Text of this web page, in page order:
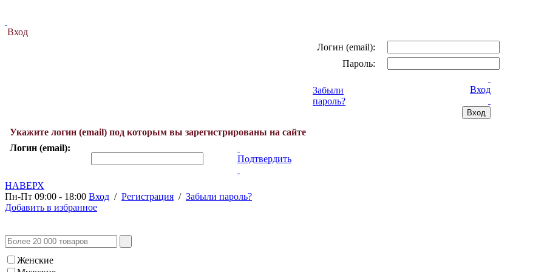
Вход
Логин (email):
Пароль:
Забыли
пароль?
Вход
Укажите логин (email) под которым вы зарегистрированы на сайте
Логин (email):
Подтвердить
НАВЕРХ
Пн-Пт 09:00 - 18:00 Вход / Регистрация / Забыли пароль?
Добавить в избранное
Женские